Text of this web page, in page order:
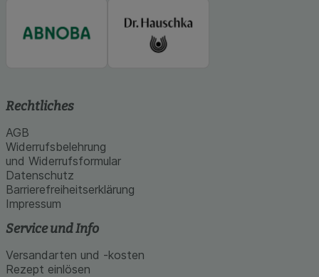
Rechtliches
AGB
Widerrufsbelehrung
und Widerrufsformular
Datenschutz
Barrierefreiheitserklärung
Impressum
Service und Info
Versandarten und -kosten
Rezept einlösen